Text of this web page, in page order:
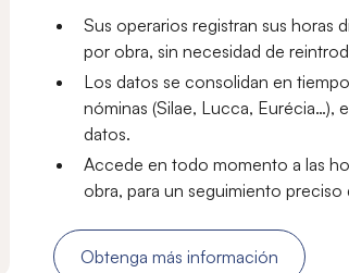
Sus operarios registran sus horas
por obra, sin necesidad de
Los datos se consolidan en
nóminas (Silae, Lucca, Eurécia…),
datos.
Accede en todo momento a las
obra, para un seguimiento
Obtenga más información